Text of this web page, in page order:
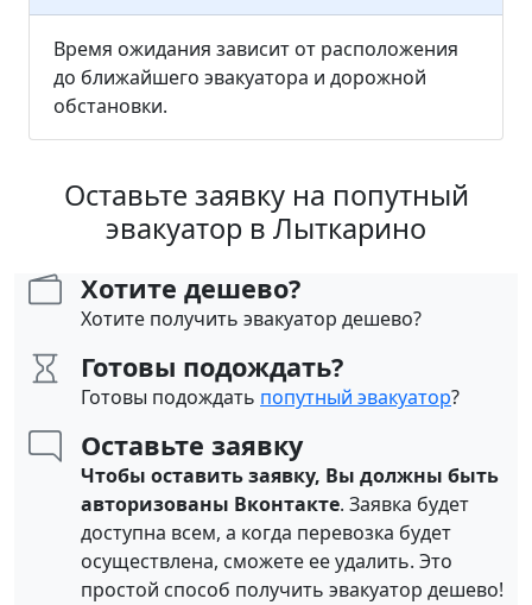
Время ожидания зависит от расположения
до ближайшего эвакуатора и дорожной
обстановки.
Оставьте заявку на попутный
эвакуатор в Лыткарино
Хотите дешево?
Хотите получить эвакуатор дешево?
Готовы подождать?
Готовы подождать попутный эвакуатор?
Оставьте заявку
Чтобы оставить заявку, Вы должны быть
авторизованы Вконтакте. Заявка будет
доступна всем, а когда перевозка будет
осуществлена, сможете ее удалить. Это
простой способ получить эвакуатор дешево!